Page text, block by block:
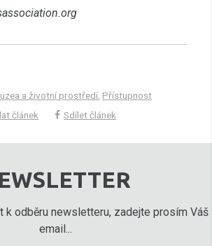
a životní prostředí, Přístupnost
článek Sdílet článek
k odběru newsletteru, zadejte prosím Váš
email...